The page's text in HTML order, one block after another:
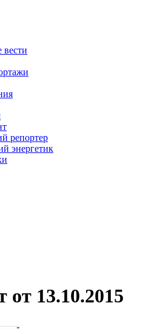
вести
репортер
энергетик
от 13.10.2015